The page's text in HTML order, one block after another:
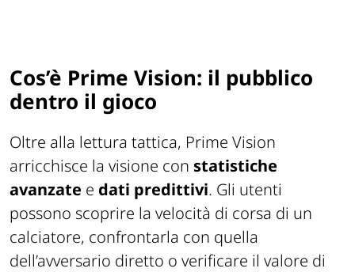
Cos’è Prime Vision: il pubblico
dentro il gioco
Oltre alla lettura tattica, Prime Vision
arricchisce la visione con statistiche
avanzate e dati predittivi. Gli utenti
possono scoprire la velocità di corsa di un
calciatore, confrontarla con quella
dell’avversario diretto o verificare il valore di